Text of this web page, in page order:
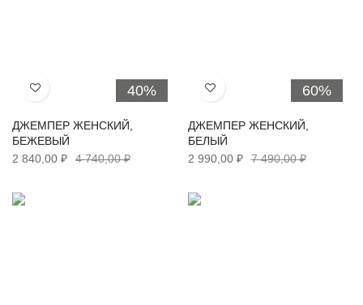
40%
Хочу!
ДЖЕМПЕР ЖЕНСКИЙ,
БЕЖЕВЫЙ
2 840,00 ₽
4 740,00 ₽
60%
Хочу!
ДЖЕМПЕР ЖЕНСКИЙ,
БЕЛЫЙ
2 990,00 ₽
7 490,00 ₽